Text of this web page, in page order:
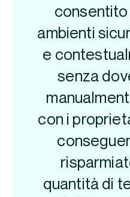
consentito
ambienti
e
senza
con i
quantità di